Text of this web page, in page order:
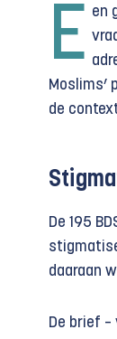
E en
Moslims’
de
De 195
daaraan
De brief